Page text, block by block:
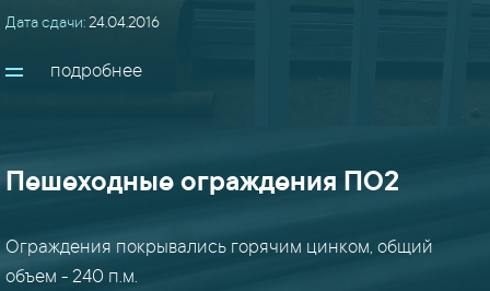
Дата сдачи:24.04.2016
подробнее
Пешеходные ограждения ПО2
Ограждения покрывались горячим цинком, общий
объем - 240 п.м.